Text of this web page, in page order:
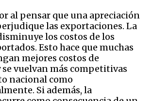
al pensar que una apreciación
las exportaciones. La
los costos de los
Esto hace que muchas
mejores costos de
vuelvan más competitivas
nacional como
Si además, la